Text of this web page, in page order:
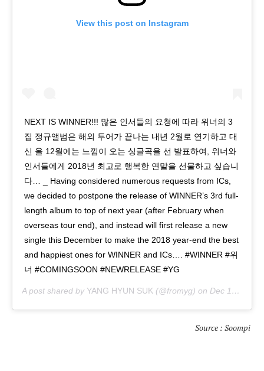
View this post on Instagram
NEXT IS WINNER!!! 많은 인서들의 요청에 따라 위너의 3
집 정규앨범은 해외 투어가 끝나는 내년 2월로 연기하고 대
신 올 12월에는 느낌이 오는 싱글곡을 선 발표하여, 위너와
인서들에게 2018년 최고로 행복한 연말을 선물하고 싶습니
다… _ Having considered numerous requests from ICs,
we decided to postpone the release of WINNER’s 3rd full-
length album to top of next year (after February when
overseas tour end), and instead will first release a new
single this December to make the 2018 year-end the best
and happiest ones for WINNER and ICs…. #WINNER #위
너 #COMINGSOON #NEWRELEASE #YG
A post shared by YANG HYUN SUK (@fromyg) on Dec 10, 2018 at 4:46am PST
Source : Soompi